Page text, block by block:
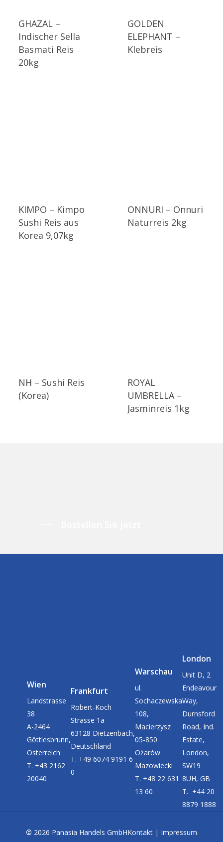
GHAZAL –
Indischer Sella
Basmati Reis
20kg
GOLDEN
ELEPHANT –
Klebreis
KIMPO – Kimpo
Sushi Reis aus
Korea 9,07kg
ONNURI – Onnuri
Naturreis 2kg
NH – Sushi Reis
(Korea)
ROYAL
UMBRELLA –
Jasminreis 1kg
Wien
Landstrasse
38
A-2464
Göttlesbrunn,
Österreich
T. +43 2162
20040
Frankfurt
Robert-Koch
Strasse 1a
63128 Dietzenbach,
Deutschland
T. +49 6074 9191 6
0
Warschau
ul.
Sochaczewska
108,
Macierzysz
05-850
Ożarów
Mazowiecki
T. +48 22 631
13 60
London
Unit D, 2
Endeavour
Way,
Durnsford
Road, Ind.
Estate,
London,
SW19
8UH, GB
T. +44 20
8879 1888
© 2026 Panasia Handels GmbHKontakt| Impressum